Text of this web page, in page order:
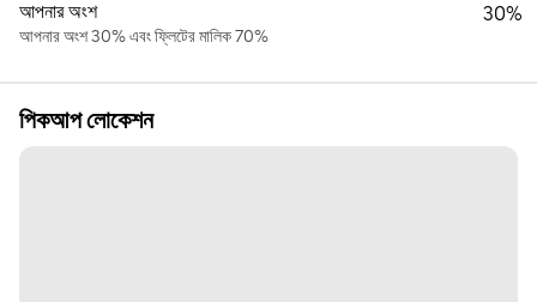
আপনার অংশ
আপনার অংশ 30% এবং ফ্লিটের মালিক 70%
30%
পিকআপ লোকেশন